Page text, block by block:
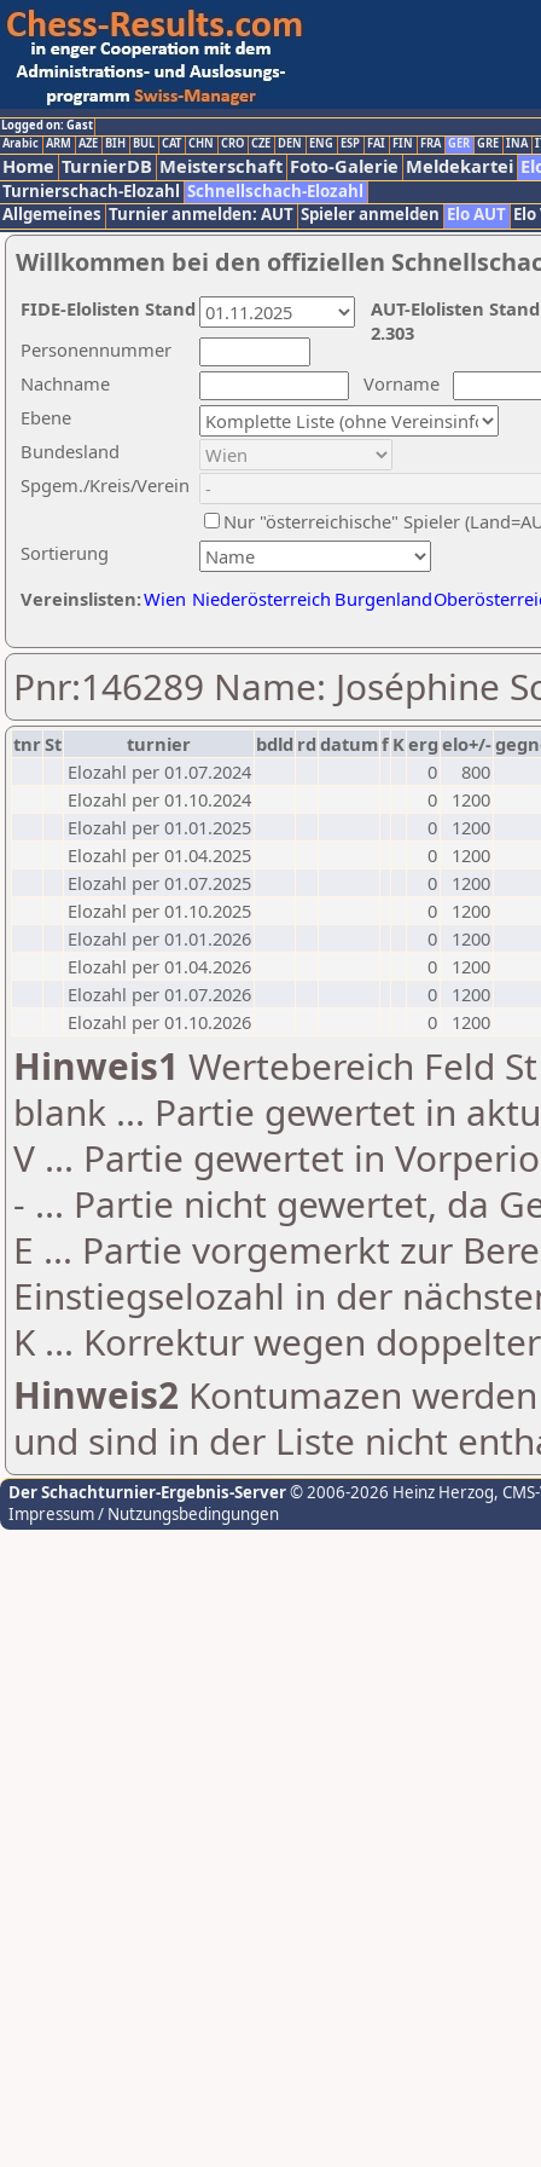
Logged on: Gast
Arabic ARM AZE BIH BUL CAT CHN CRO CZE DEN ENG ESP FAI FIN FRA GER GRE INA
Home TurnierDB Meisterschaft Foto-Galerie Meldekartei
Turnierschach-Elozahl Schnellschach-Elozahl
Allgemeines Turnier anmelden: AUT Spieler anmelden Elo AUT
Willkommen bei den offiziellen
Nachname
Vorname
Ebene
Sortierung
Personennummer
Bundesland
Spgem./Kreis/Verein
Nur "österreichische" Spieler
Vereinslisten:Wien Niederösterreich Burgenland
AUT-Elolisten
2.303
FIDE-Elolisten Stand
Pnr:146289 Name: Joséphine
tnrSt turnier bdld rd datumf Kerg elo+/-
Elozahl per 01.07.2024
0
800
Elozahl per 01.10.2024
0
1200
Elozahl per 01.01.2025
0
1200
Elozahl per 01.04.2025
0
1200
Elozahl per 01.07.2025
0
1200
Elozahl per 01.10.2025
0
1200
Elozahl per 01.01.2026
0
1200
Elozahl per 01.04.2026
0
1200
Elozahl per 01.07.2026
0
1200
Elozahl per 01.10.2026
0 1200
Hinweis1 Wertebereich Feld
blank ... Partie gewertet in
V ... Partie gewertet in
- ... Partie nicht gewertet, da
E ... Partie vorgemerkt zur
Einstiegselozahl in der
K ... Korrektur wegen
Hinweis2 Kontumazen
und sind in der Liste nicht
Der Schachturnier-Ergebnis-Server© 2006-2026 Heinz Herzog,
Impressum / Nutzungsbedingungen